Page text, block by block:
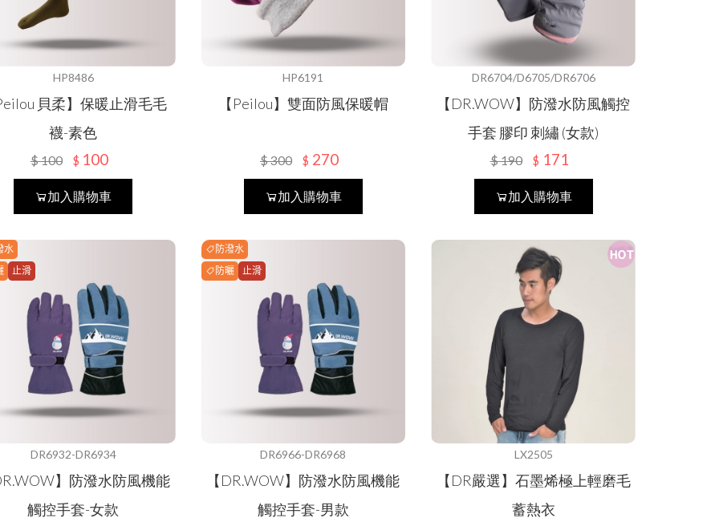
HP8486
貝柔】保暖止滑毛毛
襪-素色
$100 $ 100
加入購物車
HP6191
【Peilou】雙面防風保暖帽
$300 $ 270
加入購物車
DR6704/D6705/DR6706
【DR.WOW】防潑水防風觸控
手套 膠印 刺繡 (女款)
$190 $ 171
加入購物車
水
止滑
DR6932-DR6934
】防潑水防風機能
觸控手套-女款
防潑水
防曬 止滑
DR6966-DR6968
【DR.WOW】防潑水防風機能
觸控手套-男款
LX2505
【DR嚴選】石墨烯極上輕磨毛
蓄熱衣